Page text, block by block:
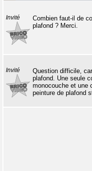
Invité
Combien faut-il de
plafond ? Merci.
Invité
Question difficile,
plafond. Une seule
monocouche et une
peinture de plafond